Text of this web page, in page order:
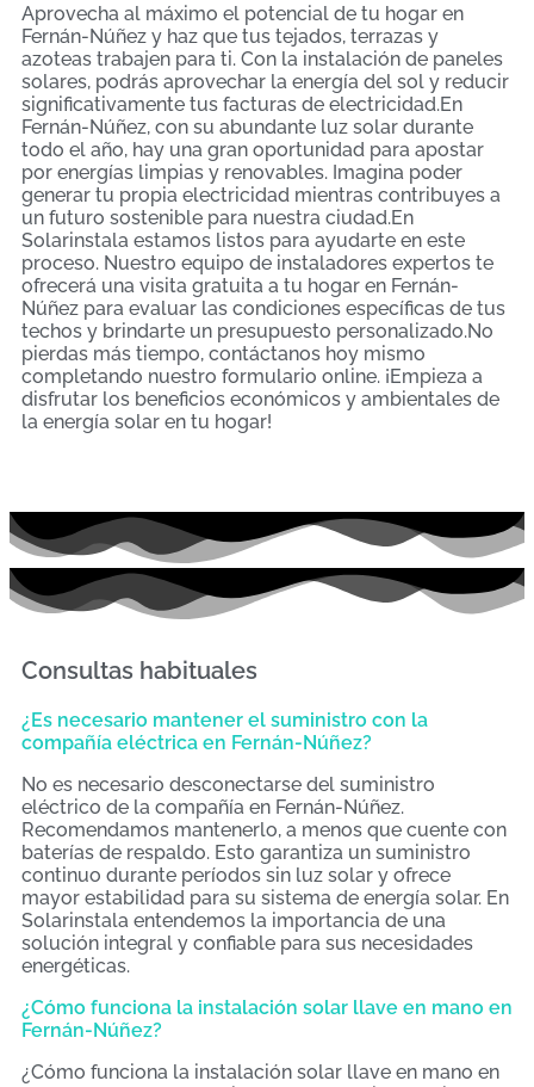
Aprovecha al máximo el potencial de tu hogar en
Fernán-Núñez y haz que tus tejados, terrazas y
azoteas trabajen para ti. Con la instalación de paneles
solares, podrás aprovechar la energía del sol y reducir
significativamente tus facturas de electricidad.En
Fernán-Núñez, con su abundante luz solar durante
todo el año, hay una gran oportunidad para apostar
por energías limpias y renovables. Imagina poder
generar tu propia electricidad mientras contribuyes a
un futuro sostenible para nuestra ciudad.En
Solarinstala estamos listos para ayudarte en este
proceso. Nuestro equipo de instaladores expertos te
ofrecerá una visita gratuita a tu hogar en Fernán-
Núñez para evaluar las condiciones específicas de tus
techos y brindarte un presupuesto personalizado.No
pierdas más tiempo, contáctanos hoy mismo
completando nuestro formulario online. ¡Empieza a
disfrutar los beneficios económicos y ambientales de
la energía solar en tu hogar!
Consultas habituales
¿Es necesario mantener el suministro con la
compañía eléctrica en Fernán-Núñez?
No es necesario desconectarse del suministro
eléctrico de la compañía en Fernán-Núñez.
Recomendamos mantenerlo, a menos que cuente con
baterías de respaldo. Esto garantiza un suministro
continuo durante períodos sin luz solar y ofrece
mayor estabilidad para su sistema de energía solar. En
Solarinstala entendemos la importancia de una
solución integral y confiable para sus necesidades
energéticas.
¿Cómo funciona la instalación solar llave en mano en
Fernán-Núñez?
¿Cómo funciona la instalación solar llave en mano en